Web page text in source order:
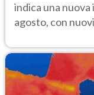
indica una
agosto, con